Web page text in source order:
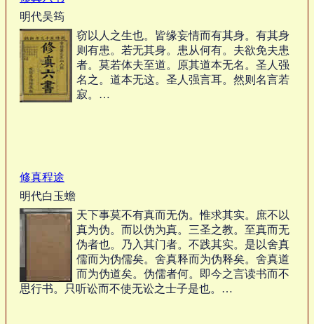
明代吴筠
窃以人之生也。皆缘妄情而有其身。有其身
则有患。若无其身。患从何有。夫欲免夫患
者。莫若体夫至道。原其道本无名。圣人强
名之。道本无这。圣人强言耳。然则名言若
寂。…
修真程途
明代白玉蟾
天下事莫不有真而无伪。惟求其实。庶不以
真为伪。而以伪为真。三圣之教。至真而无
伪者也。乃入其门者。不践其实。是以舍真
儒而为伪儒矣。舍真释而为伪释矣。舍真道
而为伪道矣。伪儒者何。即今之言读书而不
思行书。只听讼而不使无讼之士子是也。…